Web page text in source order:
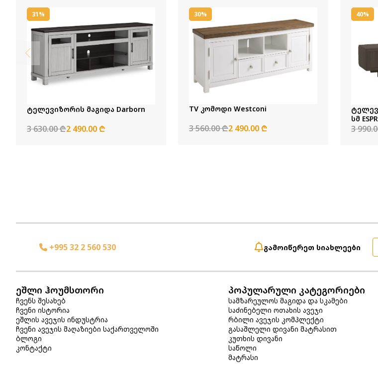
31%
ტელევიზორის მაგიდა Darborn
3 630.00 ₾2 490.00 ₾
30%
TV კომოდი Westconi
3 560.00 ₾2 490.00 ₾
40%
სმ
3
+995 32 2 560 530 გამოიწერეთ სიახლეები
ეშლი ჰოუმსთორი
ჩვენს შესახებ
ჩვენი ისტორია
ეშლის ავეჯის ინდუსტრია
ჩვენი ავეჯის მაღაზიები საქართველოში
ბლოგი
კონტაქტი
პოპულარული კატეგორიები
სამზარეულოს მაგიდა და სკამები
საძინებელი ოთახის ავეჯი
რბილი ავეჯის კომპლექტი
გასაშლელი დივანი მატრასით
კუთხის დივანი
საწოლი
მატრასი